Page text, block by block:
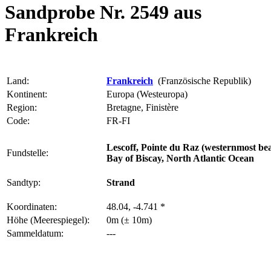
Sandprobe Nr. 2549 aus
Frankreich
Land: Frankreich (Französische Republik)
Kontinent:
Europa (Westeuropa)
Region:
Bretagne, Finistère
Code:
FR-FI
Fundstelle:
Lescoff, Pointe du Raz (westernmost
Bay of Biscay, North Atlantic Ocean
Sandtyp: Strand
Koordinaten:
48.04, -4.741 *
Höhe (Meerespiegel):
0m (± 10m)
Sammeldatum:
---